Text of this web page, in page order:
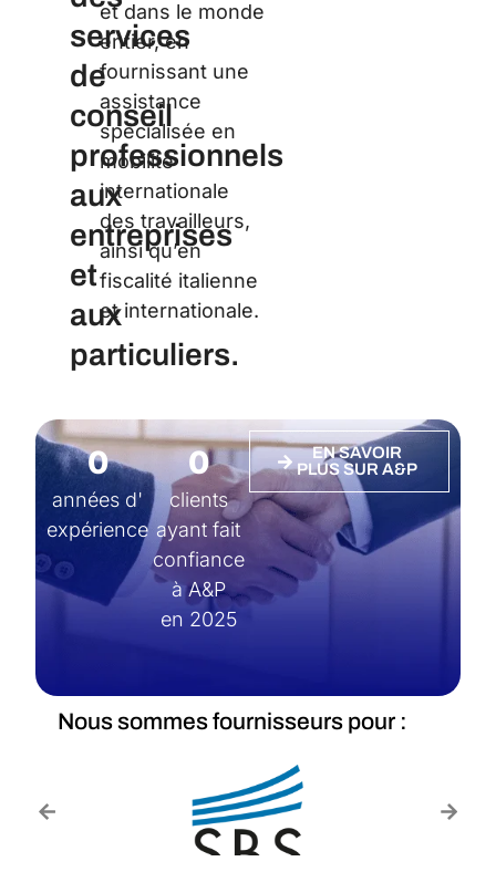
services
de
conseil
professionnels
aux
entreprises
et
aux
particuliers.
et dans le monde
entier, en
fournissant une
assistance
spécialisée en
mobilité
internationale
des travailleurs,
ainsi qu’en
fiscalité italienne
et internationale.
années d'
expérience
0
clients
ayant fait
confiance
à A&P
en 2025
0
EN SAVOIR
PLUS SUR A&P
Nous sommes fournisseurs pour :